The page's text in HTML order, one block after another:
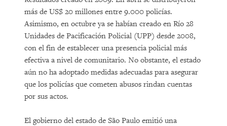
más de US$ 20 millones entre 9.000 policías.
Asimismo, en octubre ya se habían creado en Río 28
Unidades de Pacificación Policial (UPP) desde 2008,
con el fin de establecer una presencia policial más
efectiva a nivel de comunitario. No obstante, el estado
aún no ha adoptado medidas adecuadas para asegurar
que los policías que cometen abusos rindan cuentas
por sus actos.
El gobierno del estado de São Paulo emitió una